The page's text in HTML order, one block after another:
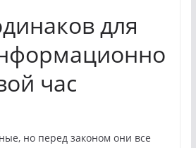
для
час
но перед законом они все